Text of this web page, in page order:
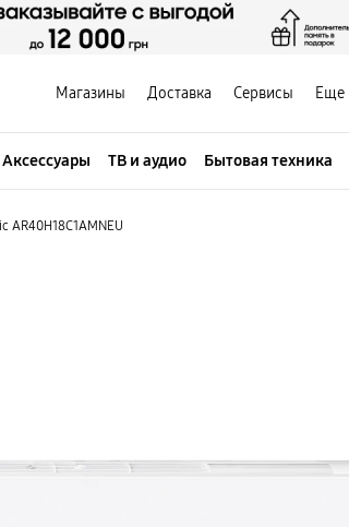
Магазины Доставка Сервисы Еще
Аксессуары ТВ и аудио Бытовая техника
AR40H18C1AMNEU